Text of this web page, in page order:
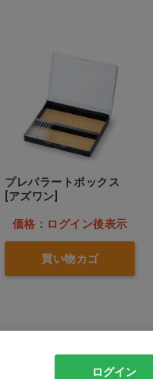
プレパラートボックス
[アズワン]
価格：ログイン後表示
買い物カゴ
ログイン